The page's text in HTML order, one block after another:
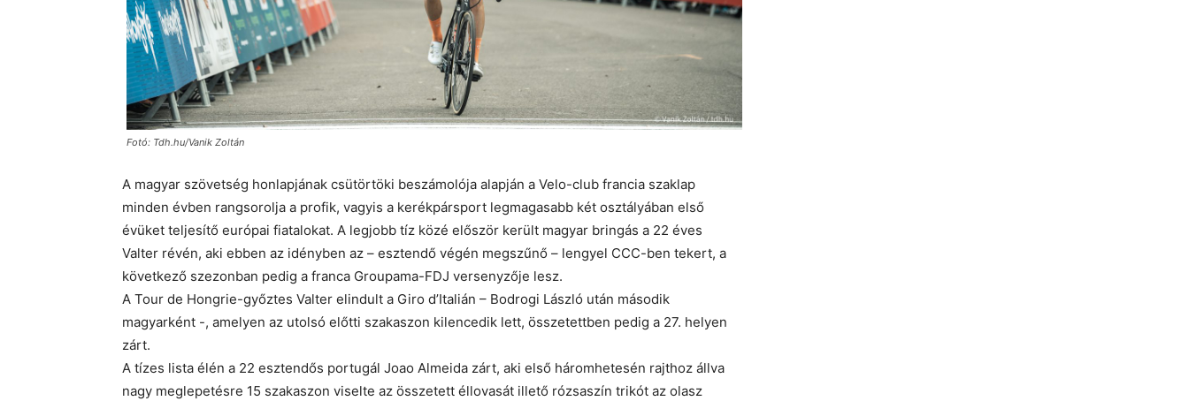
Fotó: Tdh.hu/Vanik Zoltán
A magyar szövetség honlapjának csütörtöki beszámolója alapján a Velo-club francia szaklap
minden évben rangsorolja a profik, vagyis a kerékpársport legmagasabb két osztályában első
évüket teljesítő európai fiatalokat. A legjobb tíz közé először került magyar bringás a 22 éves
Valter révén, aki ebben az idényben az – esztendő végén megszűnő – lengyel CCC-ben tekert, a
következő szezonban pedig a franca Groupama-FDJ versenyzője lesz.
A Tour de Hongrie-győztes Valter elindult a Giro d’Italián – Bodrogi László után második
magyarként -, amelyen az utolsó előtti szakaszon kilencedik lett, összetettben pedig a 27. helyen
zárt.
A tízes lista élén a 22 esztendős portugál Joao Almeida zárt, aki első háromhetesén rajthoz állva
nagy meglepetésre 15 szakaszon viselte az összetett éllovasát illető rózsaszín trikót az olasz